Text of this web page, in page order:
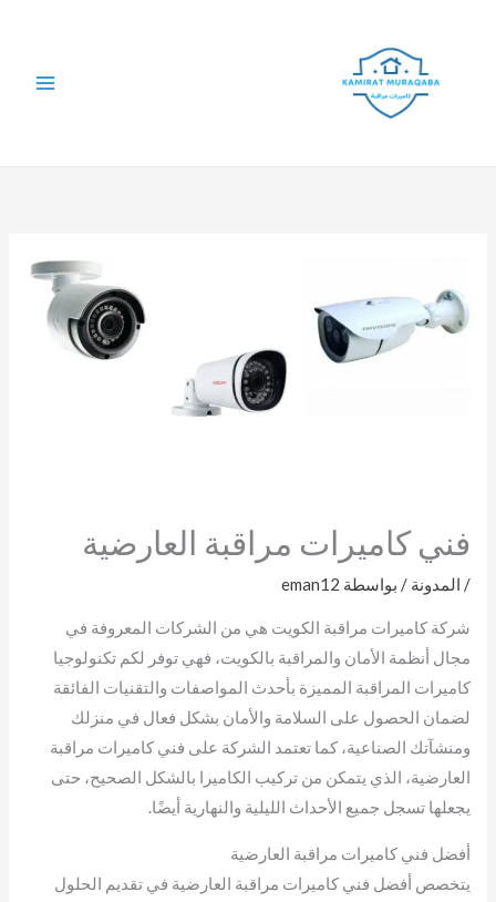
فني كاميرات مراقبة العارضية
/ المدونة / بواسطة eman12
شركة كاميرات مراقبة الكويت هي من الشركات المعروفة في
مجال أنظمة الأمان والمراقبة بالكويت، فهي توفر لكم تكنولوجيا
كاميرات المراقبة المميزة بأحدث المواصفات والتقنيات الفائقة
لضمان الحصول على السلامة والأمان بشكل فعال في منزلك
ومنشآتك الصناعية، كما تعتمد الشركة على فني كاميرات مراقبة
العارضية، الذي يتمكن من تركيب الكاميرا بالشكل الصحيح، حتى
يجعلها تسجل جميع الأحداث الليلية والنهارية أيضًا.
أفضل فني كاميرات مراقبة العارضية
يتخصص أفضل فني كاميرات مراقبة العارضية في تقديم الحلول